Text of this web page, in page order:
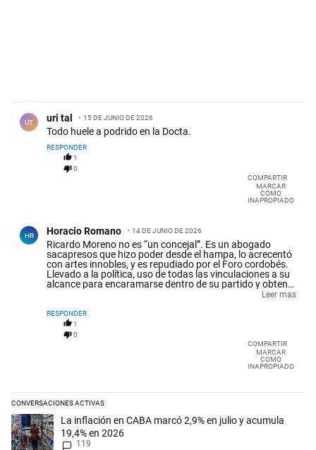
UT uri tal 15 DE JUNIO DE 2026
Todo huele a podrido en la Docta.
RESPONDER
1
0
COMPARTIR
MARCAR
COMO
INAPROPIADO
HR Horacio Romano 14 DE JUNIO DE 2026
Ricardo Moreno no es “un concejal”. Es un abogado
sacapresos que hizo poder desde el hampa, lo acrecentó
con artes innobles, y es repudiado por el Foro cordobés.
Llevado a la política, uso de todas las vinculaciones a su
alcance para encaramarse dentro de su partido y obtener
múltiples ventajas para sí y para sus “protegidos”. Hoy lo
podría haber sido con la cárcel. Y sería justicia.
Leer mas
RESPONDER
1
0
COMPARTIR
MARCAR
COMO
INAPROPIADO
CONVERSACIONES ACTIVAS
Este listado muestra los artículos con más comentarios en los
Un artículo de tendencia con el título "La inflación en CABA marcó
La inflación en CABA marcó 2,9% en julio y acumula
19,4% en 2026
119